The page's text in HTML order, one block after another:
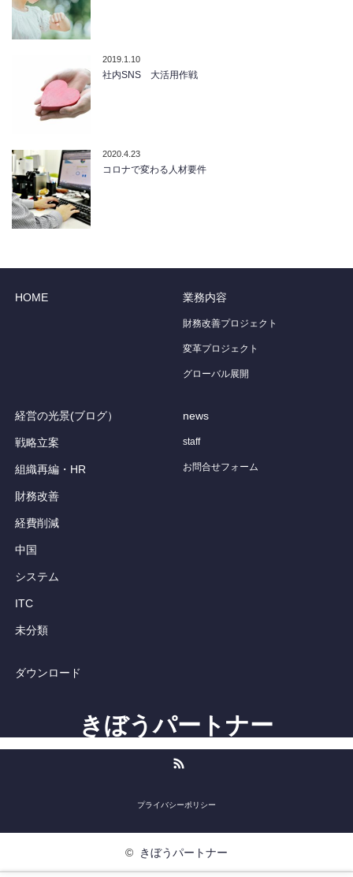
2019.1.10
社内SNS 大活用作戦
2020.4.23
コロナで変わる人材要件
HOME 業務内容
財務改善プロジェクト
変革プロジェクト
グローバル展開
経営の光景(ブログ）
戦略立案
組織再編・HR
財務改善
経費削減
中国
システム
ITC
未分類
news
staff
お問合せフォーム
ダウンロード
きぼうパートナー
プライバシーポリシー
© きぼうパートナー